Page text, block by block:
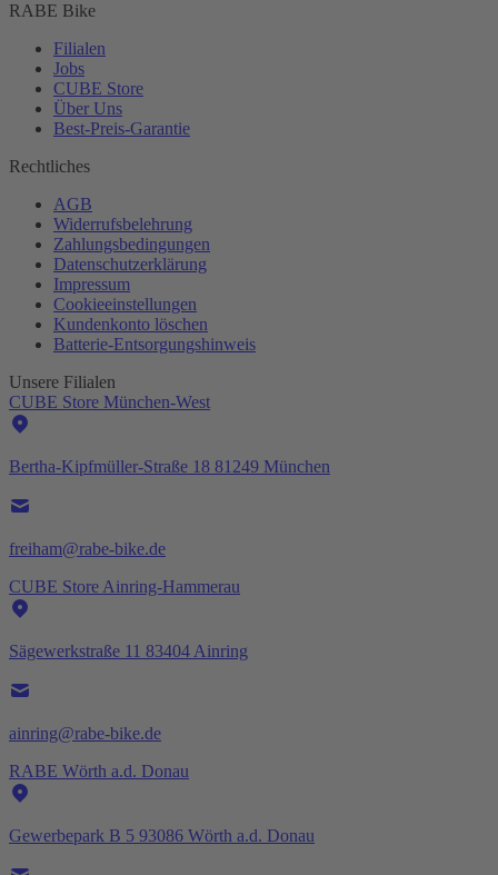
RABE Bike
Filialen
Jobs
CUBE Store
Über Uns
Best-Preis-Garantie
Rechtliches
AGB
Widerrufsbelehrung
Zahlungsbedingungen
Datenschutzerklärung
Impressum
Cookieeinstellungen
Kundenkonto löschen
Batterie-Entsorgungshinweis
Unsere Filialen
CUBE Store München-West
Bertha-Kipfmüller-Straße 18 81249 München
freiham@rabe-bike.de
CUBE Store Ainring-Hammerau
Sägewerkstraße 11 83404 Ainring
ainring@rabe-bike.de
RABE Wörth a.d. Donau
Gewerbepark B 5 93086 Wörth a.d. Donau